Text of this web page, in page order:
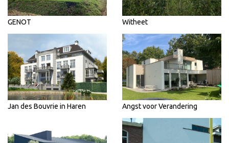
GENOT Witheet
Jan des Bouvrie in Haren Angst voor Verandering